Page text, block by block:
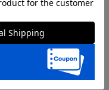
クラシック・モデ
般的なポリエステルよ
ようなハリ感のある風